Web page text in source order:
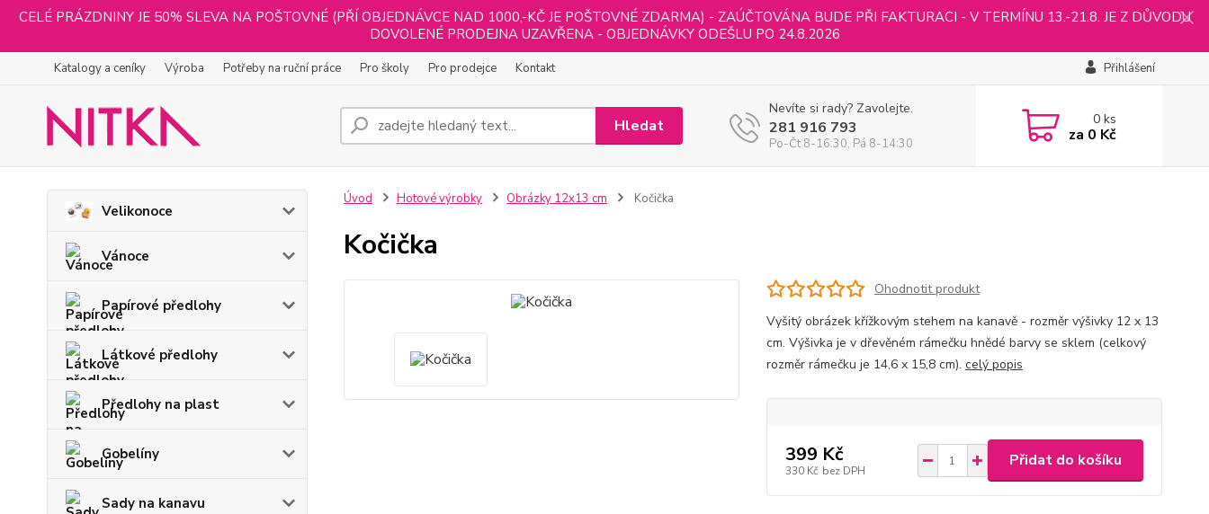
CELÉ PRÁZDNINY JE 50% SLEVA NA POŠTOVNÉ (PŘÍ OBJEDNÁVCE NAD 1000,-KČ JE POŠTOVNÉ ZDARMA) - ZAÚČTOVÁNA BUDE PŘI FAKTURACI - V TERMÍNU 13.-21.8. JE Z DŮVODU
DOVOLENÉ PRODEJNA UZAVŘENA - OBJEDNÁVKY ODEŠLU PO 24.8.2026
Katalogy a ceníky Výroba Potřeby na ruční práce Pro školy Pro prodejce Kontakt Přihlášení
Hledat
Nevíte si rady? Zavolejte.
281 916 793
Po-Čt 8-16:30, Pá 8-14:30
0ks
za 0 Kč
Velikonoce
Vánoce
Papírové předlohy
Látkové předlohy
Předlohy na plast
Gobelíny
Sady na kanavu
Úvod Hotové výrobky Obrázky 12x13 cm Kočička
Kočička
Ohodnotit produkt
Vyšitý obrázek křížkovým stehem na kanavě - rozměr výšivky 12 x 13
cm. Výšivka je v dřevěném rámečku hnědé barvy se sklem (celkový
rozměr rámečku je 14,6 x 15,8 cm). celý popis
399 Kč
330 Kč bez DPH
Přidat do košíku